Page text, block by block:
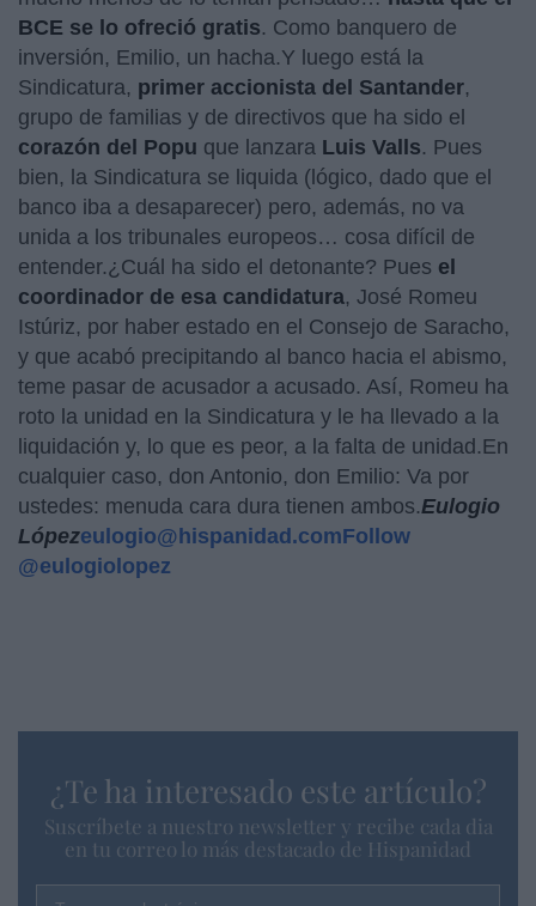
BCE se lo ofreció gratis. Como banquero de
inversión, Emilio, un hacha.Y luego está la
Sindicatura, primer accionista del Santander,
grupo de familias y de directivos que ha sido el
corazón del Popu que lanzara Luis Valls. Pues
bien, la Sindicatura se liquida (lógico, dado que el
banco iba a desaparecer) pero, además, no va
unida a los tribunales europeos… cosa difícil de
entender.¿Cuál ha sido el detonante? Pues el
coordinador de esa candidatura, José Romeu
Istúriz, por haber estado en el Consejo de Saracho,
y que acabó precipitando al banco hacia el abismo,
teme pasar de acusador a acusado. Así, Romeu ha
roto la unidad en la Sindicatura y le ha llevado a la
liquidación y, lo que es peor, a la falta de unidad.En
cualquier caso, don Antonio, don Emilio: Va por
ustedes: menuda cara dura tienen ambos.Eulogio
Lópezeulogio@hispanidad.comFollow
@eulogiolopez
¿Te ha interesado este artículo?
Suscríbete a nuestro newsletter y recibe cada dia
en tu correo lo más destacado de Hispanidad